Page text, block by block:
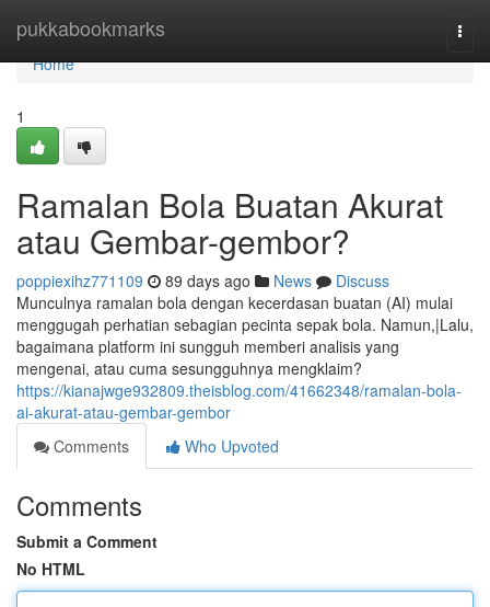
pukkabookmarks
Home
Home
1
Ramalan Bola Buatan Akurat
atau Gembar-gembor?
poppiexihz771109 89 days ago News
Discuss
Munculnya ramalan bola dengan kecerdasan buatan (AI) mulai
menggugah perhatian sebagian pecinta sepak bola. Namun,|Lalu,
bagaimana platform ini sungguh memberi analisis yang
mengenai, atau cuma sesungguhnya mengklaim?
https://kianajwge932809.theisblog.com/41662348/ramalan-bola-
ai-akurat-atau-gembar-gembor
Comments
Who Upvoted
Comments
Submit a Comment
No HTML